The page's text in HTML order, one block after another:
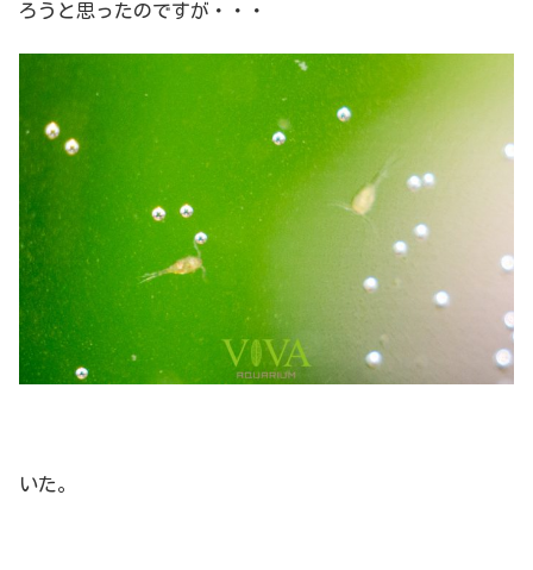
ろうと思ったのですが・・・
いた。